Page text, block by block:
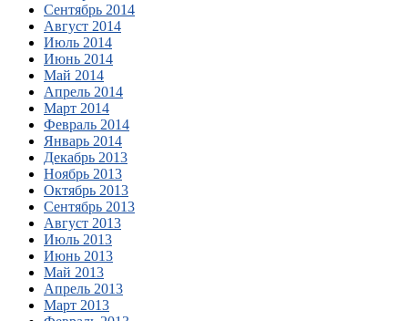
Сентябрь 2014
Август 2014
Июль 2014
Июнь 2014
Май 2014
Апрель 2014
Март 2014
Февраль 2014
Январь 2014
Декабрь 2013
Ноябрь 2013
Октябрь 2013
Сентябрь 2013
Август 2013
Июль 2013
Июнь 2013
Май 2013
Апрель 2013
Март 2013